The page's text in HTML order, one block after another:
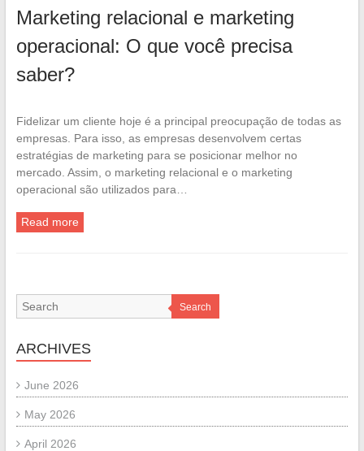
Marketing relacional e marketing
operacional: O que você precisa
saber?
Fidelizar um cliente hoje é a principal preocupação de todas as
empresas. Para isso, as empresas desenvolvem certas
estratégias de marketing para se posicionar melhor no
mercado. Assim, o marketing relacional e o marketing
operacional são utilizados para…
Read more
Search
ARCHIVES
June 2026
May 2026
April 2026